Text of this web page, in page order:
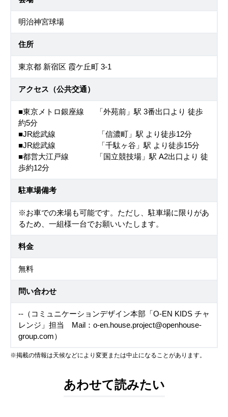
明治神宮球場
住所
東京都 新宿区 霞ケ丘町 3-1
アクセス（公共交通）
■東京メトロ銀座線 「外苑前」駅 3番出口より 徒歩
約5分
■JR総武線 「信濃町」駅 より徒歩12分
■JR総武線 「千駄ヶ谷」駅 より徒歩15分
■都営大江戸線 「国立競技場」駅 A2出口より 徒
歩約12分
駐車場備考
※お車での来場も可能です。ただし、駐車場に限りがあ
るため、一組様一台でお願いいたします。
料金
無料
問い合わせ
--（コミュニケーションデザイン本部「O-EN KIDS チャ
レンジ」担当 Mail：o-en.house.project@openhouse-
group.com）
※掲載の情報は天候などにより変更または中止になることがあります。
あわせて読みたい